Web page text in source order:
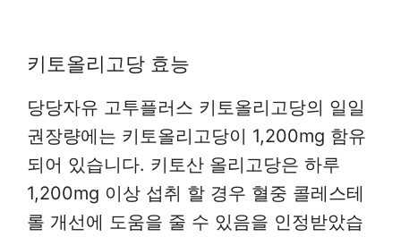
키토올리고당 효능
당당자유 고투플러스 키토올리고당의 일일
권장량에는 키토올리고당이 1,200mg 함유
되어 있습니다. 키토산 올리고당은 하루
1,200mg 이상 섭취 할 경우 혈중 콜레스테
롤 개선에 도움을 줄 수 있음을 인정받았습